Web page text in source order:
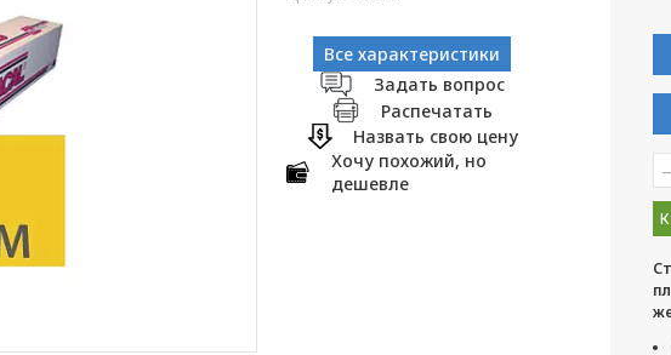
Все характеристики
Задать вопрос
Распечатать
Назвать свою цену
Хочу похожий, но
дешевле
–